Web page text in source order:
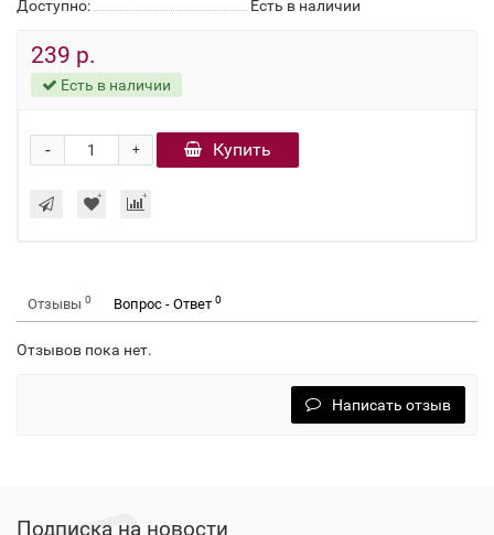
Доступно:
Есть в наличии
239 р.
Есть в наличии
+
- Купить
Отзывы 0 Вопрос - Ответ 0
Отзывов пока нет.
Написать отзыв
Подписка на новости